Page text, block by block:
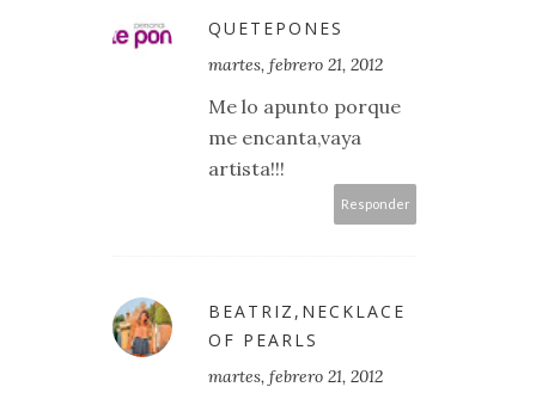
QUETEPONES
martes, febrero 21, 2012
Me lo apunto porque
me encanta,vaya
artista!!!
Responder
BEATRIZ,NECKLACE
OF PEARLS
martes, febrero 21, 2012